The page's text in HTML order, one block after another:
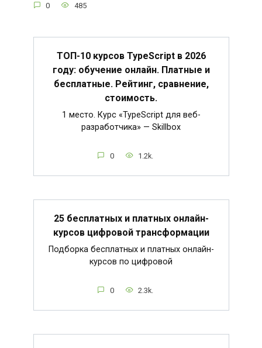
0 485
ТОП-10 курсов TypeScript в 2026
году: обучение онлайн. Платные и
бесплатные. Рейтинг, сравнение,
стоимость.
1 место. Курс «TypeScript для веб-
разработчика» — Skillbox
0 1.2k.
25 бесплатных и платных онлайн-
курсов цифровой трансформации
Подборка бесплатных и платных онлайн-
курсов по цифровой
0 2.3k.